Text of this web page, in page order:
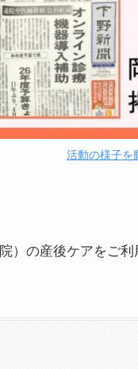
活動の様子を
）の産後ケアをご